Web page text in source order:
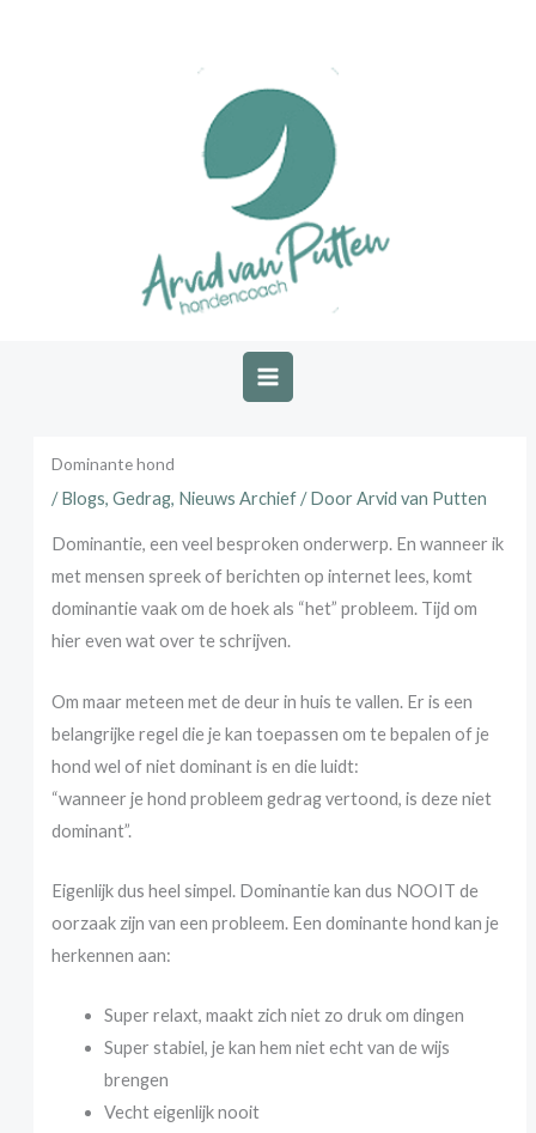
Dominante hond
/Blogs, Gedrag, Nieuws Archief/ DoorArvid van Putten
Dominantie, een veel besproken onderwerp. En wanneer ik
met mensen spreek of berichten op internet lees, komt
dominantie vaak om de hoek als “het” probleem. Tijd om
hier even wat over te schrijven.
Om maar meteen met de deur in huis te vallen. Er is een
belangrijke regel die je kan toepassen om te bepalen of je
hond wel of niet dominant is en die luidt:
“wanneer je hond probleem gedrag vertoond, is deze niet
dominant”.
Eigenlijk dus heel simpel. Dominantie kan dus NOOIT de
oorzaak zijn van een probleem. Een dominante hond kan je
herkennen aan:
Super relaxt, maakt zich niet zo druk om dingen
Super stabiel, je kan hem niet echt van de wijs
brengen
Vecht eigenlijk nooit